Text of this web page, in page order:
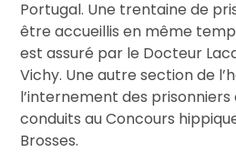
Portugal. Une trentaine de
être accueillis en même
est assuré par le Docteur
Vichy. Une autre section de
l’internement des prisonniers
conduits au Concours
Brosses.